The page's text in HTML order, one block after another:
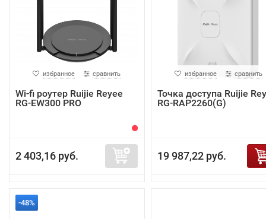
избранное сравнить
Wi-fi роутер Ruijie Reyee
RG-EW300 PRO
2 403,16 руб.
избранное сравнить
Точка доступа Ruijie
RG-RAP2260(G)
19 987,22 руб.
-48%